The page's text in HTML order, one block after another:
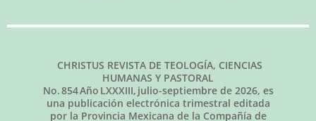
CHRISTUS REVISTA DE TEOLOGÍA, CIENCIAS
HUMANAS Y PASTORAL
No.854Año LXXXIII, julio-septiembre de 2026, es
una publicación electrónica trimestral editada
por la Provincia Mexicana de la Compañía de